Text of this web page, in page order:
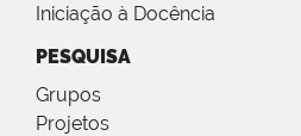
Iniciação à Docência
PESQUISA
Grupos
Projetos